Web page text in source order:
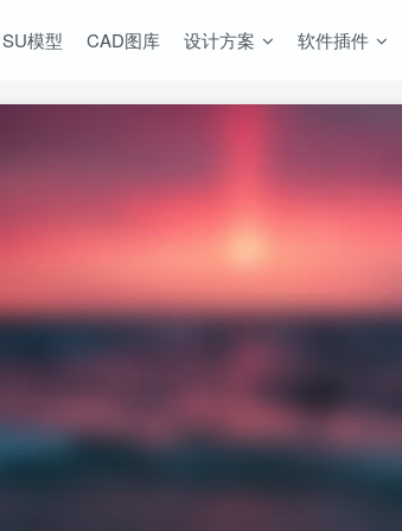
SU模型 CAD图库 设计方案 软件插件